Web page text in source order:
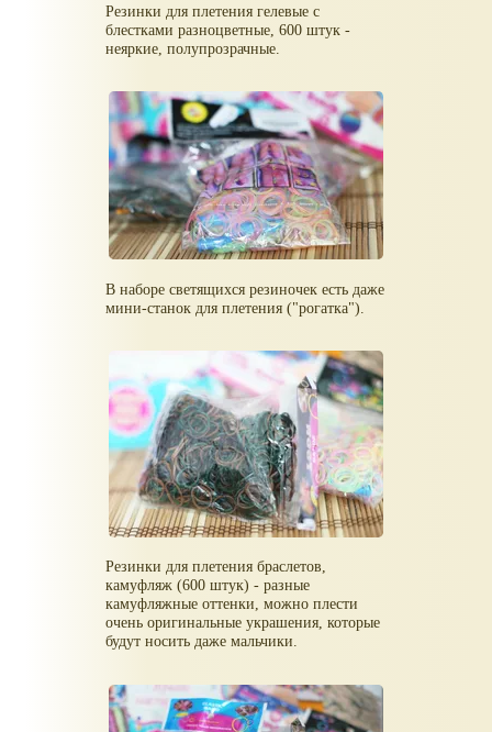
Резинки для плетения гелевые с
блестками разноцветные, 600 штук -
неяркие, полупрозрачные.
В наборе светящихся резиночек есть даже
мини-станок для плетения ("рогатка").
Резинки для плетения браслетов,
камуфляж (600 штук) - разные
камуфляжные оттенки, можно плести
очень оригинальные украшения, которые
будут носить даже мальчики.